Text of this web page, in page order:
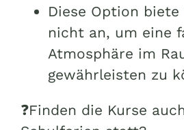
Diese Option
nicht an, um eine
Atmosphäre im
gewährleisten zu
❓Finden die Kurse